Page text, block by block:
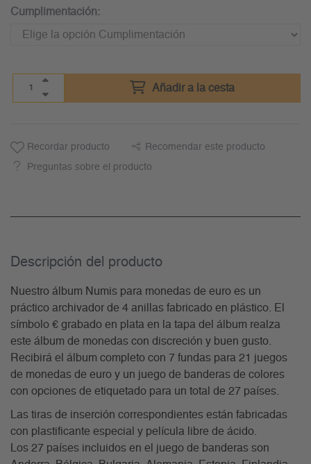
Cumplimentación:
Añadir a la cesta
Recordar producto Recomendar este producto
Preguntas sobre el producto
Descripción del producto
Nuestro álbum Numis para monedas de euro es un
práctico archivador de 4 anillas fabricado en plástico. El
símbolo € grabado en plata en la tapa del álbum realza
este álbum de monedas con discreción y buen gusto.
Recibirá el álbum completo con 7 fundas para 21 juegos
de monedas de euro y un juego de banderas de colores
con opciones de etiquetado para un total de 27 países.
Las tiras de inserción correspondientes están fabricadas
con plastificante especial y película libre de ácido.
Los 27 países incluidos en el juego de banderas son